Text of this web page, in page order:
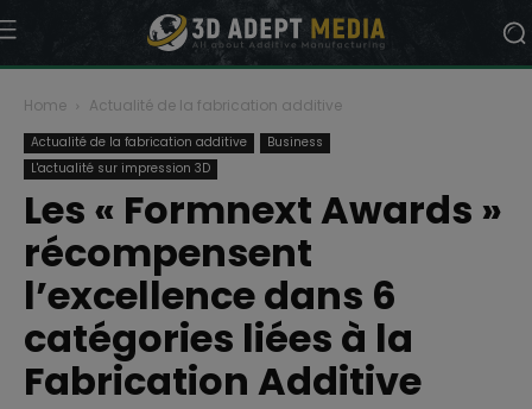
Home Actualité de la fabrication additive
Actualité de la fabrication additive
Business
L'actualité sur impression 3D
Les « Formnext Awards »
récompensent
l’excellence dans 6
catégories liées à la
Fabrication Additive